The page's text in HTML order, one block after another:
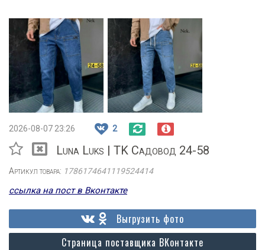
2026-08-07 23:26 2
Luna Luks | TK Садовод 24-58
Артикул товара: 1786174641119524414
ссылка на пост в Вконтакте
Страница поставщика ВКонтакте
Выгрузить фото